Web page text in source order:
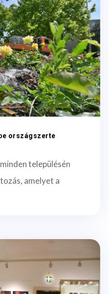
országszerte
településén
amelyet a